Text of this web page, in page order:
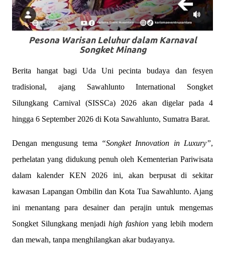
Pesona Warisan Leluhur dalam Karnaval
Songket Minang
Berita hangat bagi Uda Uni pecinta budaya dan fesyen
tradisional, ajang Sawahlunto International Songket
Silungkang Carnival (SISSCa) 2026 akan digelar pada 4
hingga 6 September 2026 di Kota Sawahlunto, Sumatra Barat.
Dengan mengusung tema “Songket Innovation in Luxury”,
perhelatan yang didukung penuh oleh Kementerian Pariwisata
dalam kalender KEN 2026 ini, akan berpusat di sekitar
kawasan Lapangan Ombilin dan Kota Tua Sawahlunto. Ajang
ini menantang para desainer dan perajin untuk mengemas
Songket Silungkang menjadi high fashion yang lebih modern
dan mewah, tanpa menghilangkan akar budayanya.